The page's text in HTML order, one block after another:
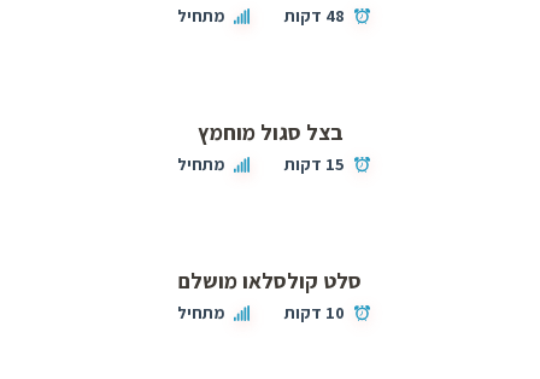
48 דקות מתחיל
בצל סגול מוחמץ
15 דקות מתחיל
סלט קולסלאו מושלם
10 דקות מתחיל